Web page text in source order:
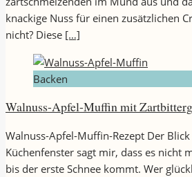
knackige Nuss für einen zusätzlichen
nicht? Diese […]
Backen
Walnuss-Apfel-Muffin mit
Walnuss-Apfel-Muffin-Rezept Der
Küchenfenster sagt mir, dass es nicht
bis der erste Schnee kommt. Wer